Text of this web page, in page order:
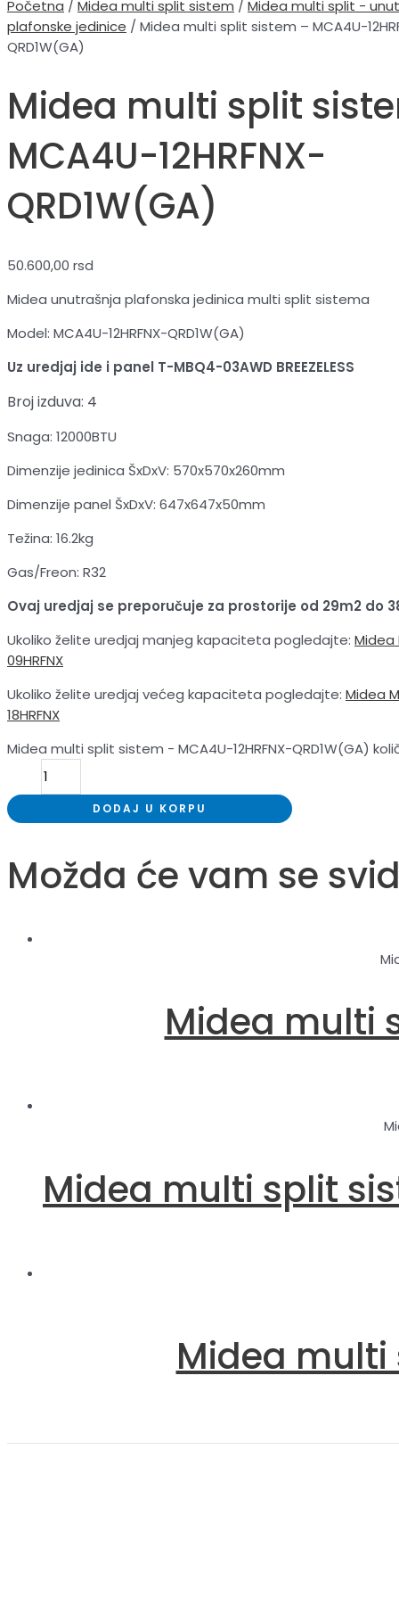
Početna / Midea multi split sistem / Midea multi split -
plafonske jedinice / Midea multi split sistem – MCA4U-
QRD1W(GA)
Midea multi split
MCA4U-12HRFNX-
QRD1W(GA)
50.600,00 rsd
Midea unutrašnja plafonska jedinica multi split sistema
Model: MCA4U-12HRFNX-QRD1W(GA)
Uz uredjaj ide i panel T-MBQ4-03AWD BREEZELESS
Broj izduva: 4
Snaga: 12000BTU
Dimenzije jedinica ŠxDxV: 570x570x260mm
Dimenzije panel ŠxDxV: 647x647x50mm
Težina: 16.2kg
Gas/Freon: R32
Ovaj uredjaj se preporučuje za prostorije od 29m2 do
Ukoliko želite uredjaj manjeg kapaciteta pogledajte: Midea
09HRFNX
Ukoliko želite uredjaj većeg kapaciteta pogledajte: Midea
18HRFNX
Midea multi split sistem - MCA4U-12HRFNX-QRD1W(GA)
DODAJ U KORPU
Možda će vam se
Midea multi
Midea multi split
Midea multi